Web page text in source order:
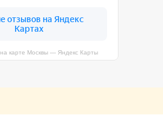
карте Москвы — Яндекс Карты
в ВК